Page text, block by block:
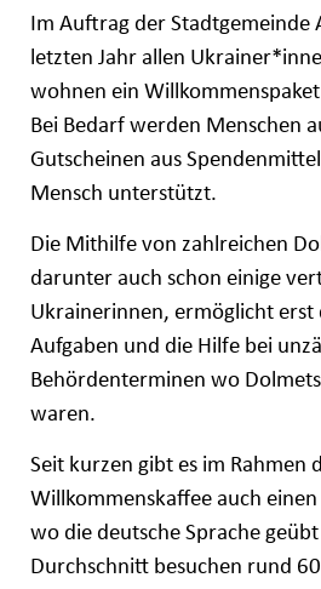
Im Auftrag der Stadtgemeinde
letzten Jahr allen
wohnen ein
Bei Bedarf werden Menschen
Gutscheinen aus
Mensch unterstützt.
Die Mithilfe von zahlreichen
darunter auch schon einige
Ukrainerinnen, ermöglicht erst
Aufgaben und die Hilfe bei
Behördenterminen wo
waren.
Seit kurzen gibt es im Rahmen
Willkommenskaffee auch
wo die deutsche Sprache
Durchschnitt besuchen rund